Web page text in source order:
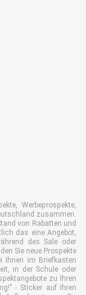
Werbeprospekte,
zusammen.
von Rabatten und
das eine Angebot,
des Sale oder
Sie neue Prospekte
Ihnen im Briefkasten
in der Schule oder
zu Ihren
- Sticker auf Ihren